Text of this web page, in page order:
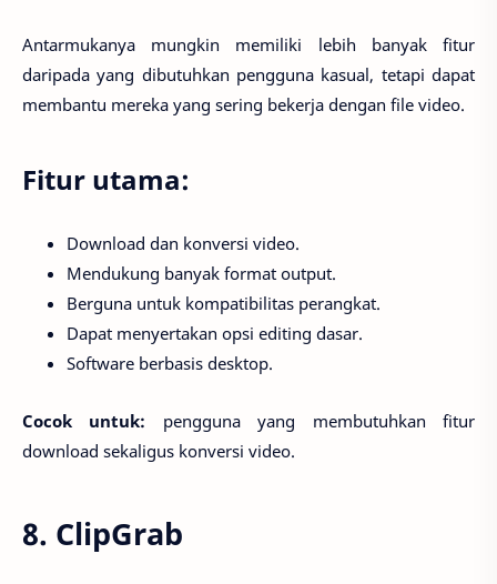
Antarmukanya mungkin memiliki lebih banyak fitur
daripada yang dibutuhkan pengguna kasual, tetapi dapat
membantu mereka yang sering bekerja dengan file video.
Fitur utama:
Download dan konversi video.
Mendukung banyak format output.
Berguna untuk kompatibilitas perangkat.
Dapat menyertakan opsi editing dasar.
Software berbasis desktop.
Cocok untuk: pengguna yang membutuhkan fitur
download sekaligus konversi video.
8. ClipGrab